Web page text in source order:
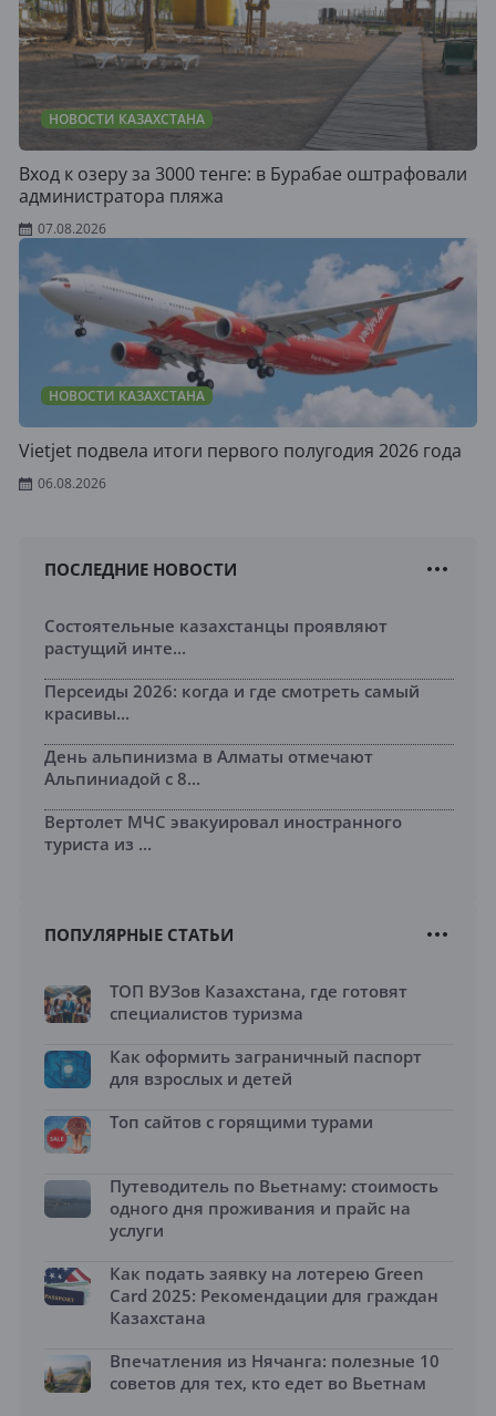
НОВОСТИ КАЗАХСТАНА
Вход к озеру за 3000 тенге: в Бурабае оштрафовали
администратора пляжа
07.08.2026
НОВОСТИ КАЗАХСТАНА
Vietjet подвела итоги первого полугодия 2026 года
06.08.2026
ПОСЛЕДНИЕ НОВОСТИ
Состоятельные казахстанцы проявляют
растущий инте...
Персеиды 2026: когда и где смотреть самый
красивы...
День альпинизма в Алматы отмечают
Альпиниадой с 8...
Вертолет МЧС эвакуировал иностранного
туриста из ...
ПОПУЛЯРНЫЕ СТАТЬИ
ТОП ВУЗов Казахстана, где готовят
специалистов туризма
Как оформить заграничный паспорт
для взрослых и детей
Топ сайтов с горящими турами
Путеводитель по Вьетнаму: стоимость
одного дня проживания и прайс на
услуги
Как подать заявку на лотерею Green
Card 2025: Рекомендации для граждан
Казахстана
Впечатления из Нячанга: полезные 10
советов для тех, кто едет во Вьетнам